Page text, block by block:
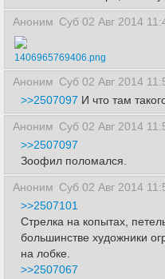
Аноним Суб 02 Авг 2014
1406965769406.png
Аноним Суб 02 Авг 2014
>>2507097 И что там
Аноним Суб 02 Авг 2014
>>2507097
Зоофил поломался.
Аноним Суб 02 Авг 2014
>>2507101
Стрелка на копытах,
большинстве художники
на лобке.
>>2507067